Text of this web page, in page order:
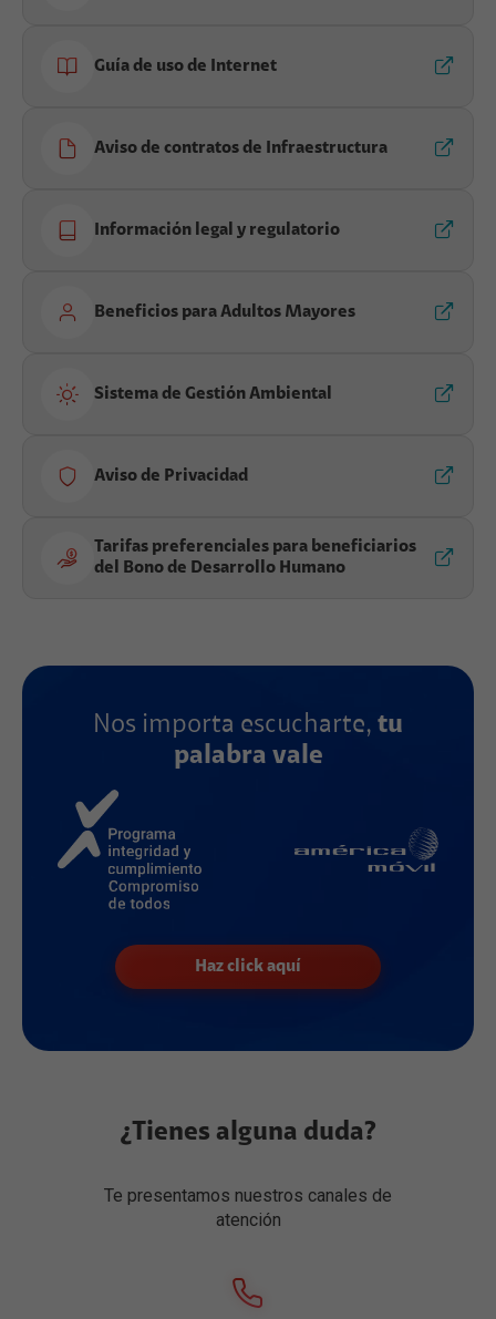
Guía de uso de Internet
Aviso de contratos de Infraestructura
Información legal y regulatorio
Beneficios para Adultos Mayores
Sistema de Gestión Ambiental
Aviso de Privacidad
Tarifas preferenciales para beneficiarios
del Bono de Desarrollo Humano
Nos importa escucharte, tu
palabra vale
Haz click aquí
¿Tienes alguna duda?
Te presentamos nuestros canales de
atención